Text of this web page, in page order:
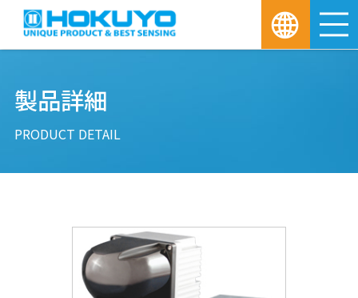
製品詳細
PRODUCT DETAIL